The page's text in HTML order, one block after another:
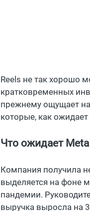
Reels не так хорошо
кратковременных
прежнему ощущает
которые, как
Что ожидает
Компания получила
выделяется на фоне
пандемии.
выручка выросла на